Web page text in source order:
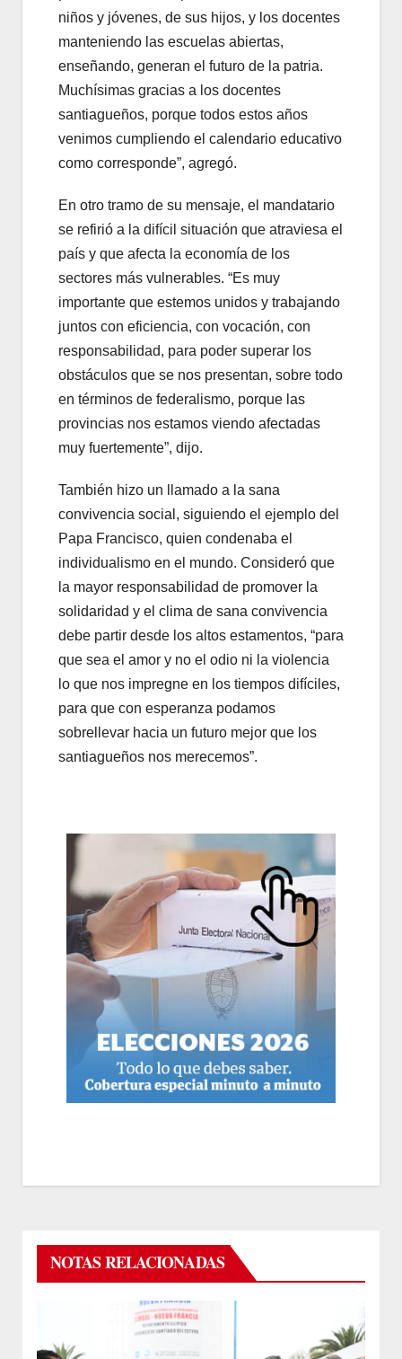
niños y jóvenes, de sus hijos, y los docentes
manteniendo las escuelas abiertas,
enseñando, generan el futuro de la patria.
Muchísimas gracias a los docentes
santiagueños, porque todos estos años
venimos cumpliendo el calendario educativo
como corresponde”, agregó.
En otro tramo de su mensaje, el mandatario
se refirió a la difícil situación que atraviesa el
país y que afecta la economía de los
sectores más vulnerables. “Es muy
importante que estemos unidos y trabajando
juntos con eficiencia, con vocación, con
responsabilidad, para poder superar los
obstáculos que se nos presentan, sobre todo
en términos de federalismo, porque las
provincias nos estamos viendo afectadas
muy fuertemente”, dijo.
También hizo un llamado a la sana
convivencia social, siguiendo el ejemplo del
Papa Francisco, quien condenaba el
individualismo en el mundo. Consideró que
la mayor responsabilidad de promover la
solidaridad y el clima de sana convivencia
debe partir desde los altos estamentos, “para
que sea el amor y no el odio ni la violencia
lo que nos impregne en los tiempos difíciles,
para que con esperanza podamos
sobrellevar hacia un futuro mejor que los
santiagueños nos merecemos”.
NOTAS RELACIONADAS